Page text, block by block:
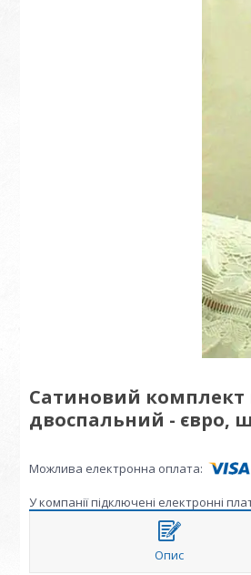
Сатиновий комплект
двоспальний - євро,
У компанії підключені електронні
Опис